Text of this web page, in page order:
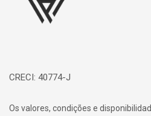
CRECI: 40774-J
Os valores, condições e